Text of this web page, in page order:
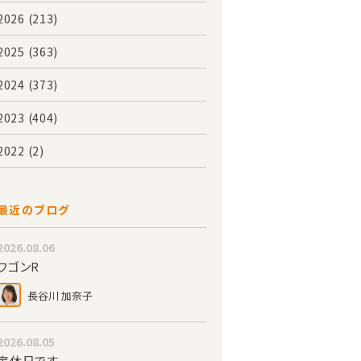
(213)
(363)
(373)
(404)
(2)
近のブログ
ゴンR
長谷川 加奈子